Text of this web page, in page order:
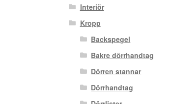
Interiör
Kropp
Backspegel
Bakre dörrhandtag
Dörren stannar
Dörrhandtag